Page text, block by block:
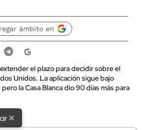
ámbito en
el plazo para decidir sobre el
Unidos. La aplicación sigue bajo
la Casa Blanca dio 90 días más para
×